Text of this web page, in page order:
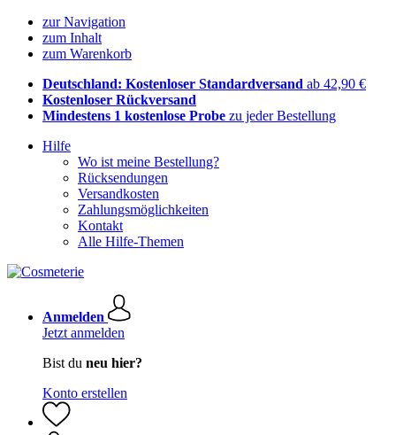
zur Navigation
zum Inhalt
zum Warenkorb
Deutschland: Kostenloser Standardversand ab 42,90 €
Kostenloser Rückversand
Mindestens 1 kostenlose Probe zu jeder Bestellung
Hilfe
Wo ist meine Bestellung?
Rücksendungen
Versandkosten
Zahlungsmöglichkeiten
Kontakt
Alle Hilfe-Themen
Anmelden
Jetzt anmelden
Bist du neu hier?
Konto erstellen